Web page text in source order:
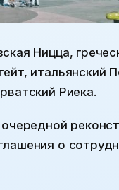
Ницца,
итальянский
Риека.
о